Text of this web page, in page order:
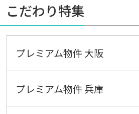
こだわり特集
プレミアム物件 大阪
プレミアム物件 兵庫